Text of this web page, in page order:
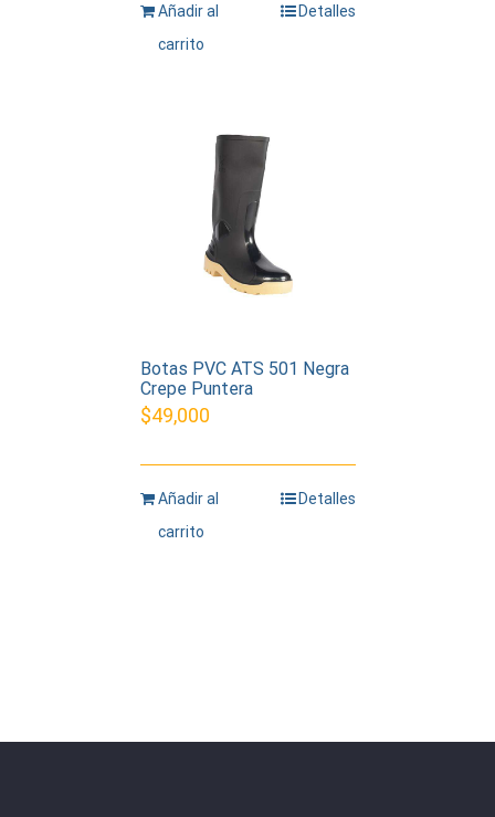
Añadir al
carrito
Detalles
Botas PVC ATS 501 Negra
Crepe Puntera
$49,000
Añadir al
carrito
Detalles